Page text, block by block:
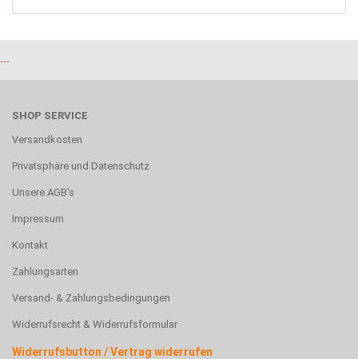
...
SHOP SERVICE
Versandkosten
Privatsphäre und Datenschutz
Unsere AGB's
Impressum
Kontakt
Zahlungsarten
Versand- & Zahlungsbedingungen
Widerrufsrecht & Widerrufsformular
Widerrufsbutton / Vertrag widerrufen